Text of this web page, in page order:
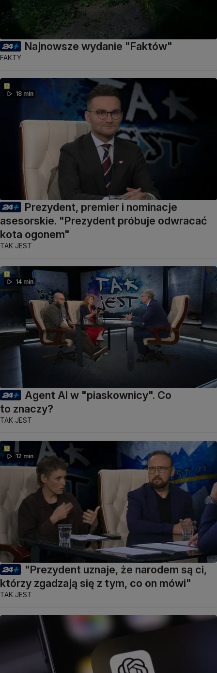
Najnowsze wydanie "Faktów"
FAKTY
18 min
Prezydent, premier i nominacje
asesorskie. "Prezydent próbuje odwracać
kota ogonem"
TAK JEST
14 min
Agent AI w "piaskownicy". Co
to znaczy?
TAK JEST
12 min
"Prezydent uznaje, że narodem są ci,
którzy zgadzają się z tym, co on mówi"
TAK JEST